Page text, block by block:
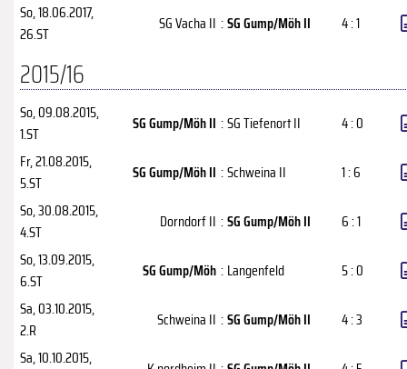
So, 18.06.2017,
26.ST
SG Vacha II :SG Gump/Möh II 4 : 1
2015/16
So, 09.08.2015,
1.ST
SG Gump/Möh II :SG Tiefenort II
4 : 0
Fr, 21.08.2015,
5.ST
SG Gump/Möh II :Schweina II
1 : 6
So, 30.08.2015,
4.ST
Dorndorf II :SG Gump/Möh II
6 : 1
So, 13.09.2015,
6.ST
SG Gump/Möh : Langenfeld
5 : 0
Sa, 03.10.2015,
2.R
Schweina II :SG Gump/Möh II
4 : 3
Sa, 10.10.2015,